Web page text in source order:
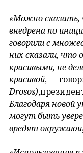
«Можно сказать,
внедрена по
говорили с
них сказали, что
красивыми, не
красивой, —
Drosos)
Благодаря новой
могут быть
вредят